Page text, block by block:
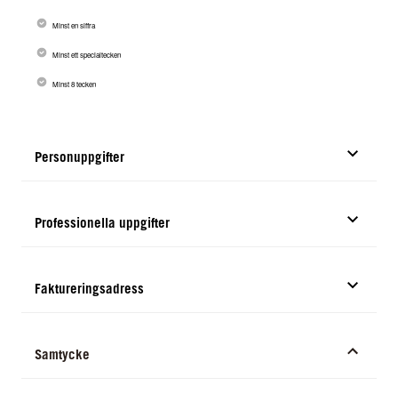
Minst en siffra
Minst ett specialtecken
Minst 8 tecken
Personuppgifter
Professionella uppgifter
Faktureringsadress
Samtycke